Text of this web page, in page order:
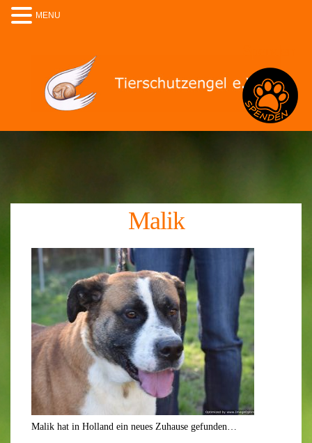
Malik
Malik hat in Holland ein neues Zuhause gefunden…
MENU